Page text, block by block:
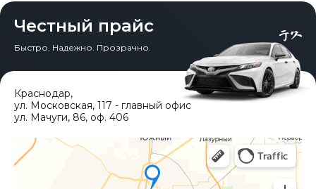
Честный прайс
Быстро. Надежно. Прозрачно.
Краснодар,
ул. Московская, 117 - главный офис
ул. Мачуги, 86, оф. 406